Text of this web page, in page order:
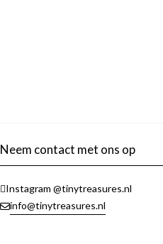
Neem contact met ons op
Instagram @tinytreasures.nl
info@tinytreasures.nl